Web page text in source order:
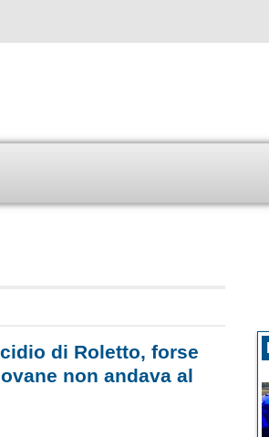
di Roletto, forse
non andava al